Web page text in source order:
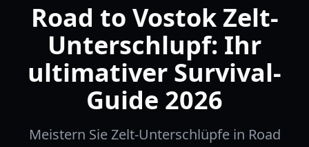
Road to Vostok Zelt-
Unterschlupf: Ihr
ultimativer Survival-
Guide 2026
Meistern Sie Zelt-Unterschlüpfe in Road